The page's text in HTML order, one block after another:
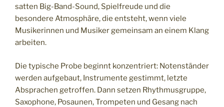
satten Big-Band-Sound, Spielfreude und die
besondere Atmosphäre, die entsteht, wenn viele
Musikerinnen und Musiker gemeinsam an einem Klang
arbeiten.
Die typische Probe beginnt konzentriert: Notenständer
werden aufgebaut, Instrumente gestimmt, letzte
Absprachen getroffen. Dann setzen Rhythmusgruppe,
Saxophone, Posaunen, Trompeten und Gesang nach